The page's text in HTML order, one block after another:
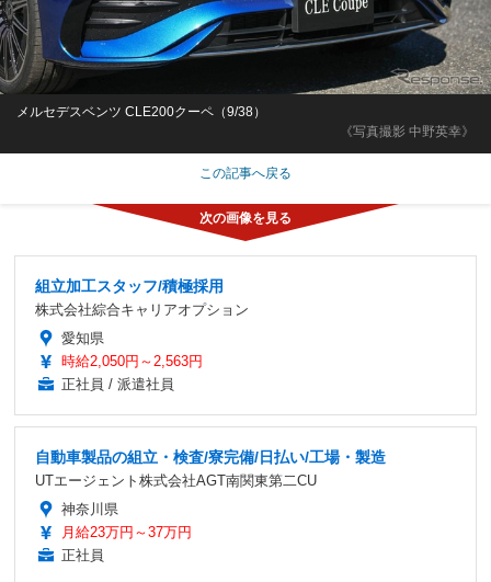
《写真撮影 中野英幸》
メルセデスベンツ CLE200クーペ（9/38）
この記事へ戻る
組立加工スタッフ/積極採用
株式会社綜合キャリアオプション
愛知県
時給2,050円～2,563円
正社員 / 派遣社員
自動車製品の組立・検査/寮完備/日払い/工場・製造
UTエージェント株式会社AGT南関東第二CU
神奈川県
月給23万円～37万円
正社員